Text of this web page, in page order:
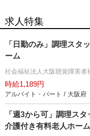
求人特集
「日勤のみ」調理スタ
ーム
社会福祉法人大阪聴覚障害者
時給1,189円
アルバイト・パート / 大阪府
「週3から可」調理ス
介護付き有料老人ホー